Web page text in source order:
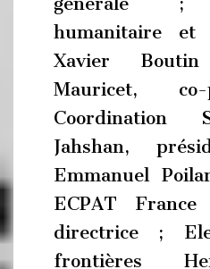
humanitaire et
Xavier
Mauricet,
Coordination
Jahshan,
Emmanuel
ECPAT
directrice ;
frontières